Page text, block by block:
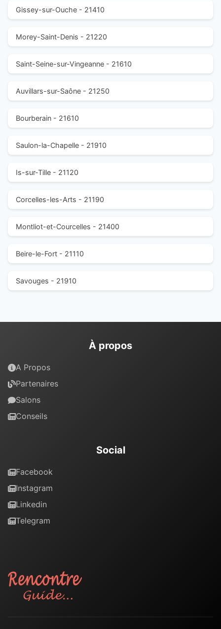
Gissey-sur-Ouche - 21410
Morey-Saint-Denis - 21220
Saint-Seine-sur-Vingeanne - 21610
Auvillars-sur-Saône - 21250
Bourberain - 21610
Saulon-la-Chapelle - 21910
Is-sur-Tille - 21120
Corcelles-les-Arts - 21190
Montliot-et-Courcelles - 21400
Beire-le-Fort - 21110
Savouges - 21910
À propos
A Propos
Partenaires
Salons
Conseils
Social
Facebook
Instagram
Linkedin
Telegram